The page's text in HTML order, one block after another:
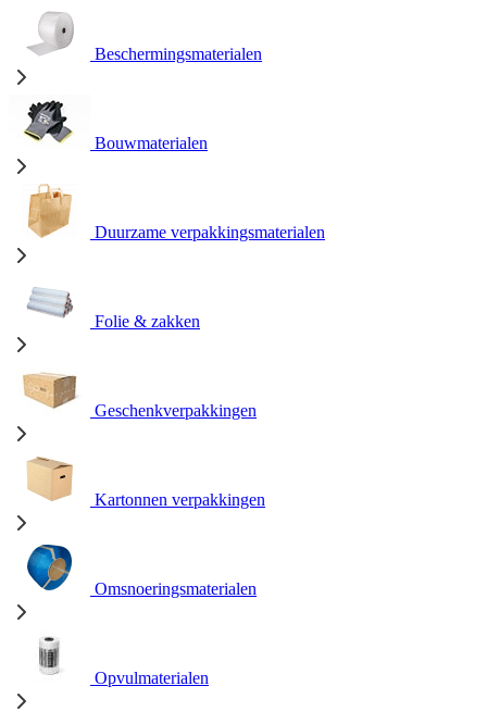
Beschermingsmaterialen
Bouwmaterialen
Duurzame verpakkingsmaterialen
Folie & zakken
Geschenkverpakkingen
Kartonnen verpakkingen
Omsnoeringsmaterialen
Opvulmaterialen